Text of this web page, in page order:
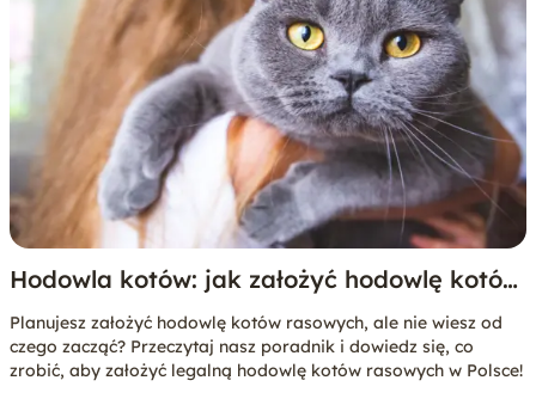
Hodowla kotów: jak założyć hodowlę kotów
rasowych?
Planujesz założyć hodowlę kotów rasowych, ale nie wiesz od
czego zacząć? Przeczytaj nasz poradnik i dowiedz się, co
zrobić, aby założyć legalną hodowlę kotów rasowych w Polsce!